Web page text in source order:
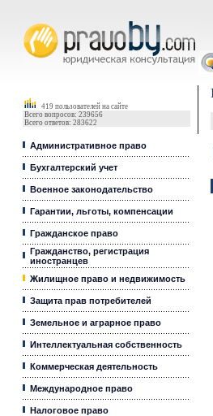
419 пользователей на сайте
Всего вопросов: 239656
Всего ответов: 283622
Административное право
Бухгалтерский учет
Военное законодательство
Гарантии, льготы, компенсации
Гражданское право
Гражданство, регистрация
иностранцев
Жилищное право и недвижимость
Защита прав потребителей
Земельное и аграрное право
Интеллектуальная собственность
Коммерческая деятельность
Международное право
Налоговое право